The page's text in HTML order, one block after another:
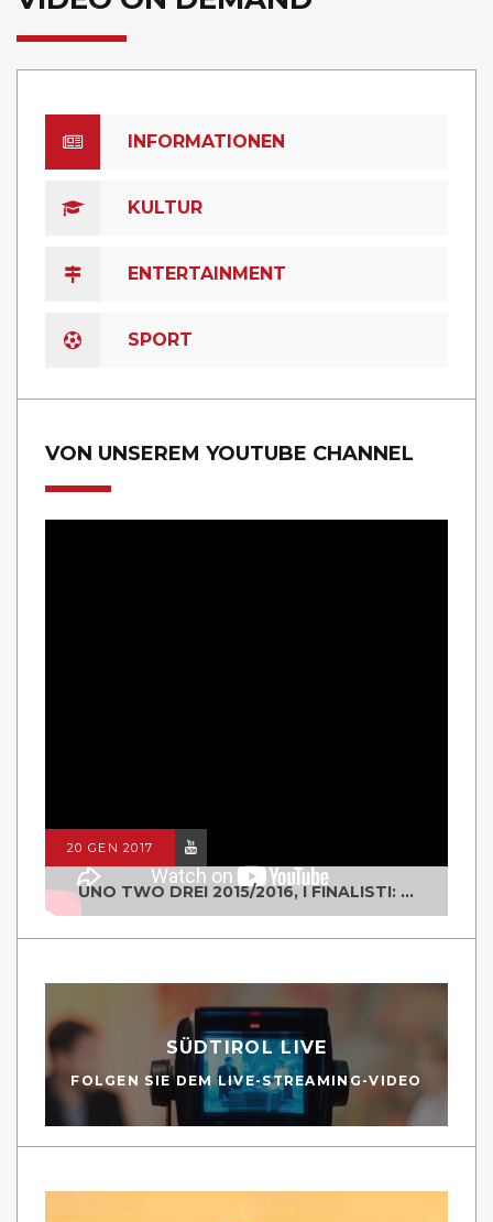
INFORMATIONEN
KULTUR
ENTERTAINMENT
SPORT
VON UNSEREM YOUTUBE CHANNEL
20 GEN 2017
UNO TWO DREI 2015/2016, I FINALISTI: CLASSE IV ALS ISTITUTO "DEGASPERI" BORGO VALSUGANA
SÜDTIROL LIVE
FOLGEN SIE DEM LIVE-STREAMING-VIDEO